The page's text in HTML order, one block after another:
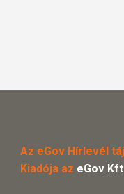
Az eGov Hírlevél
Kiadója az eGov